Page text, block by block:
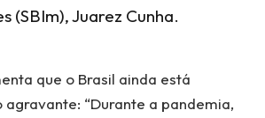
(SBIm), Juarez Cunha.
que o Brasil ainda está
“Durante a pandemia,